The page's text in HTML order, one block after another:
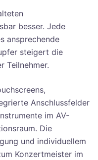
besser. Jede
ansprechende
steigert die
Teilnehmer.
Anschlussfelder
im AV-
Die
und individuellem
Konzertmeister im